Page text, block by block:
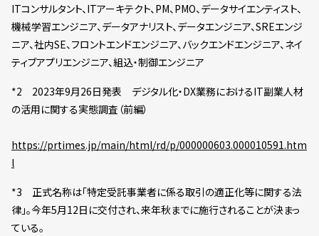
ITコンサルタント、ITアーキテクト、PM、PMO、データサイエンティスト、
機械学習エンジニア、データアナリスト、データエンジニア、SREエンジ
ニア、社内SE、フロントエンドエンジニア、バックエンドエンジニア、ネイ
ティブアプリエンジニア、組込・制御エンジニア
*2 2023年9月26日発表 デジタル化・DX業務におけるIT副業人材
の活用に関する実態調査（前編）
https://prtimes.jp/main/html/rd/p/000000603.000010591.htm
l
*3 正式名称は「特定受託事業者に係る取引の適正化等に関する法
律」。今年5月12日に交付され、来年秋までに施行されることが決まっ
ている。